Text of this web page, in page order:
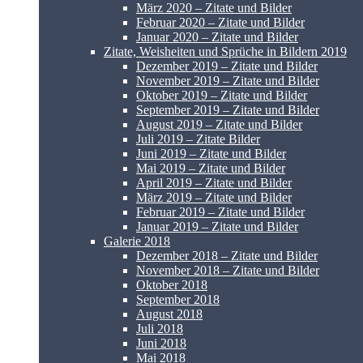
März 2020 – Zitate und Bilder
Februar 2020 – Zitate und Bilder
Januar 2020 – Zitate und Bilder
Zitate, Weisheiten und Sprüche in Bildern 2019
Dezember 2019 – Zitate und Bilder
November 2019 – Zitate und Bilder
Oktober 2019 – Zitate und Bilder
September 2019 – Zitate und Bilder
August 2019 – Zitate und Bilder
Juli 2019 – Zitate Bilder
Juni 2019 – Zitate und Bilder
Mai 2019 – Zitate und Bilder
April 2019 – Zitate und Bilder
März 2019 – Zitate und Bilder
Februar 2019 – Zitate und Bilder
Januar 2019 – Zitate und Bilder
Galerie 2018
Dezember 2018 – Zitate und Bilder
November 2018 – Zitate und Bilder
Oktober 2018
September 2018
August 2018
Juli 2018
Juni 2018
Mai 2018